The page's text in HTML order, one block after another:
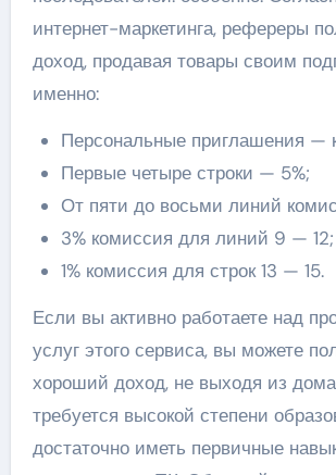
интернет-маркетинга, рефереры
доход, продавая товары своим
именно:
Персональные приглашения —
Первые четыре строки — 5%;
От пяти до восьми линий
3% комиссия для линий 9 — 12;
1% комиссия для строк 13 — 15.
Если вы активно работаете над
услуг этого сервиса, вы можете
хороший доход, не выходя из
требуется высокой степени
достаточно иметь первичные